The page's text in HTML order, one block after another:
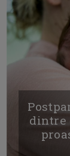
dintre